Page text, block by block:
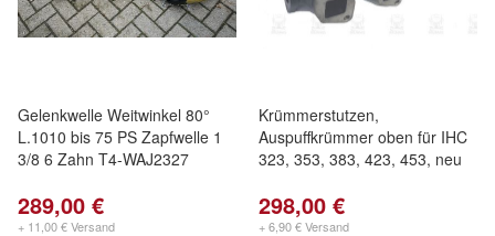
Gelenkwelle Weitwinkel 80°
L.1010 bis 75 PS Zapfwelle 1
3/8 6 Zahn T4-WAJ2327
289,00 €
+ 11,00 € Versand
Krümmerstutzen,
Auspuffkrümmer oben für IHC
323, 353, 383, 423, 453, neu
298,00 €
+ 6,90 € Versand